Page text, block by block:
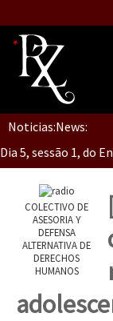
Inicio
Quiénes Somos
La palabra del EZLN
Encuentros
TEMAS
Chiapas
México
Noticias:News:
Dia 5, Sessão 2,
Dia 5, sessão 1, do
Dia 4 – Encontro
Dia 3 do Encontro
COLECTIVO DE
ASESORIA Y
DEFENSA
ALTERNATIVA DE
DERECHOS
HUMANOS